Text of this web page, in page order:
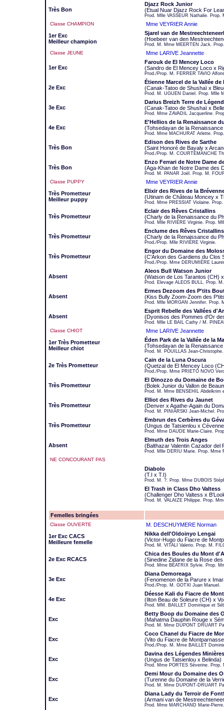
Très Bon
Djazz Rock Junior
(Etual Nuar Djazz Rock For
Prod. Mlle VASSEUR Nathalie. Prop.
Classe CHAMPION
Mme VEYRIER Annie
1er Exc
Meilleur champion
Sjarel van de
(Hoebeer van den
Prod. M. Mme MEERTEN Jack.
Classe JEUNE Mme LARIVE Jeannette
1er Exc
Farouk de El Mencey Loco
(Sandro de El Mencey Loco x
Prod./Prop. M. FERRER TAVIO
2e Exc
Étienne Marcel de la Vallée de
(Canak-Tatoo de Shushaï x
Prod. M. UGUEN Daniel. Prop. Mlle
3e Exc
Darius Breizh Terre de
(Canak-Tatoo de Shushaï x
Prod. Mme ZAVADIL Jacquerline.
4e Exc
E'Hellios de la Renaissance
(Tohsedayan de la
Prod. Mme MACHURAT Arlette.
Très Bon
Edison des Rives de Sarthe
(Saint Honoré de Bayaly x
Prod./Prop. M. COURTEMANCHE
Très Bon
Enzo Ferrari de Notre Dame
(Aga-Khan de Notre Dame des
Prod. M. PANAR Joël. Prop. M.
Classe PUPPY
Mme VEYRIER Annie
Très Prometteur
Meilleur puppy
Elixir des Rives de la
(Utinam de Château Moncey x
Prod. Mme PRESSIAT Violaine.
Très Prometteur
Eclair des Rêves Cristallins
(Charly de la Renaissance du
Prod. Mlle RIVIÈRE Virginie. Prop.
Très Prometteur
Enclume des Rêves Cristallins
(Charly de la Renaissance du
Prod./Prop. Mlle RIVIÈRE Virginie.
Très Prometteur
Engor du Domaine des
(C'Arkon des Gardiens du Clos
Prod./Prop. Mme DERUMIÈRE
Absent
Aleos Bull Watson Junior
(Watson de Los Tarantos (CH)
Prod. Elevage ALEOS BULL. Prop.
Absent
Ermes Dezoom des P'tits
(Kiss Bully Zoom-Zoom des
Prod. Mlle MORGAN Jennifer. Prop.
Absent
Esprit Rebelle des Vallées
(Dyonisos des Pommes d'Or
Prod. Mlle LE BAIL Cathy / M.
Classe CHIOT
Mme LARIVE Jeannette
1er Très Prometteur
Meilleur chiot
Éden Park de la Vallée de la
(Tohsedayan de la
Prod. M. POUILLAS Jean-
2e Très Prometteur
Cain de la Luna Oscura
(Quetzal de El Mencey Loco
Prod./Prop. Mme PRIETO NOVO
Très Prometteur
El Dinozzo du Domaine de
(Bolek Junior du Vallon de
Prod. M. Mme BENSEHIL
Très Prometteur
Elliot des Rives du Jaunet
(Denver x Agathe-Again du
Prod. M. PINIARSKI Jean-Michel.
Très Prometteur
Embrun des Cerbères du
(Ungus de Tatsienlou x
Prod. Mme DAUDE Marie-Claire.
Absent
Elmuth des Trois Anges
(Balthazar Valentin Cazador del
Prod. Mlle DERIU Marie. Prop. Mme
NE CONCOURANT PAS
Diabolo
(T.I x T.I)
Prod. M. ?. Prop. Mme DUBOIS
El Trash in Class Dho Valtess
(Challenger Dho Valtess x
Prod. M. VALAIZE Philippe. Prop.
Femelles bringées
Classe OUVERTE
M. DESCHUYMERE Norman
1er Exc CACS
Meilleure femelle
Nikka dell'Oldoinyo Lengai
(Victor-Hugo du Fiacre de
Prod. M. VITALI Valerio. Prop. M.
2e Exc RCACS
Chica des Boules du Mont
(Sinedine Zidane de la Rose
Prod. Mme BÉATRIX Sylvie. Prop.
3e Exc
Diana Demoreaga
(Fenomenon de la Parure x
Prod./Prop. M. GOTXI Juan Manuel.
4e Exc
Déesse Kali du Fiacre de
(Ilton Beau de Soleure (CH) x
Prod. MM. BAILLET Dominique et
Exc
Betty Boop du Domaine des
(Mahatma Dauphin Rouge x
Prod. M. Mme DUPONT DRUART
Exc
Coco Chanel du Fiacre de
(Vito du Fiacre de
Prod./Prop. M. Mme BAILLET
Exc
Davina des Légendes Minières
(Ungus de Tatsienlou x Belinda)
Prod. Mme PORTES Séverine.
Exc
Demi Mour du Domaine des
(Turenne du Domaine de la
Prod. M. Mme DUPONT-DRUART
Exc
Diana Lady du Terroir de
(Armani van de
Prod. Mme MARCHAND Marie-